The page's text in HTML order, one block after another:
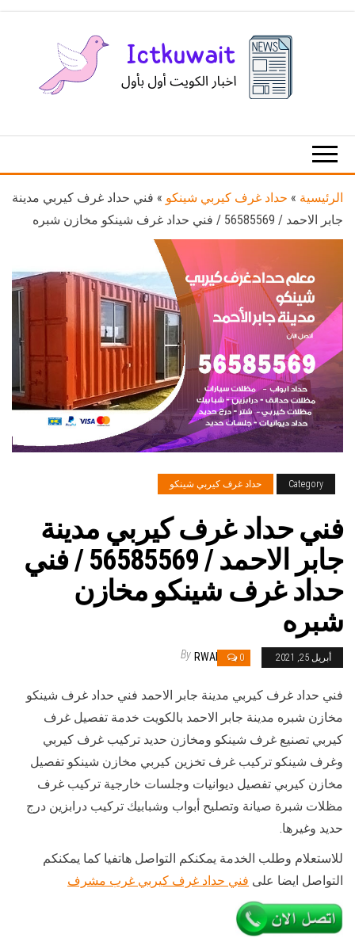
الكويت
الرئيسية » حداد غرف كيربي شينكو » فني حداد غرف كيربي مدينة
جابر الاحمد / 56585569 / فني حداد غرف شينكو مخازن شبره
Category حداد غرف كيربي شينكو
فني حداد غرف كيربي مدينة
جابر الاحمد / 56585569 / فني
حداد غرف شينكو مخازن
شبره
أبريل 25, 2021 0
By RWAN
فني حداد غرف كيربي مدينة جابر الاحمد فني حداد غرف شينكو
مخازن شبره مدينة جابر الاحمد بالكويت خدمة تفصيل غرف
كيربي تصنيع غرف شينكو ومخازن حديد تركيب غرف كيربي
وغرف شينكو تركيب غرف تخزين كيربي مخازن شينكو تفصيل
مخازن كيربي تفصيل ديوانيات وجلسات خارجية تركيب غرف
مظلات شبرة صيانة وتصليح أبواب وشبابيك تركيب درابزين درج
حديد وغيرها.
للاستعلام وطلب الخدمة يمكنكم التواصل هاتفيا كما يمكنكم
التواصل ايضا على فني حداد غرف كيربي غرب مشرف